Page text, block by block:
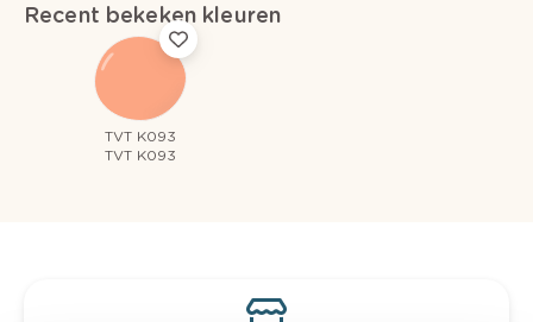
Recent bekeken kleuren
TVT K093
TVT K093